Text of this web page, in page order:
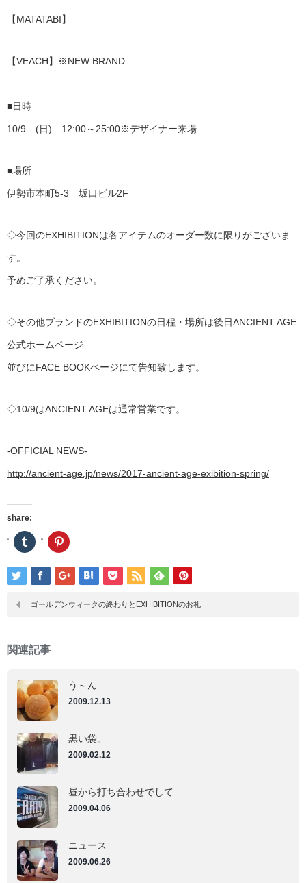
【MATATABI】
【VEACH】※NEW BRAND
■日時
10/9 (日) 12:00～25:00※デザイナー来場
■場所
伊勢市本町5-3 坂口ビル2F
◇今回のEXHIBITIONは各アイテムのオーダー数に限りがございま
す。
予めご了承ください。
◇その他ブランドのEXHIBITIONの日程・場所は後日ANCIENT AGE
公式ホームページ
並びにFACE BOOKページにて告知致します。
◇10/9はANCIENT AGEは通常営業です。
-OFFICIAL NEWS-
http://ancient-age.jp/news/2017-ancient-age-exibition-spring/
share:
ク
リ
ク
し
て
で
共
い
ウ
ド
ウ
で
開
き
す)
ク
リ
ク
し
て
で
共
ド
ウ
で
す)
ゴールデンウィークの終わりとEXHIBITIONのお礼
関連記事
う～ん
2009.12.13
黒い袋。
2009.02.12
昼から打ち合わせでして
2009.04.06
ニュース
2009.06.26